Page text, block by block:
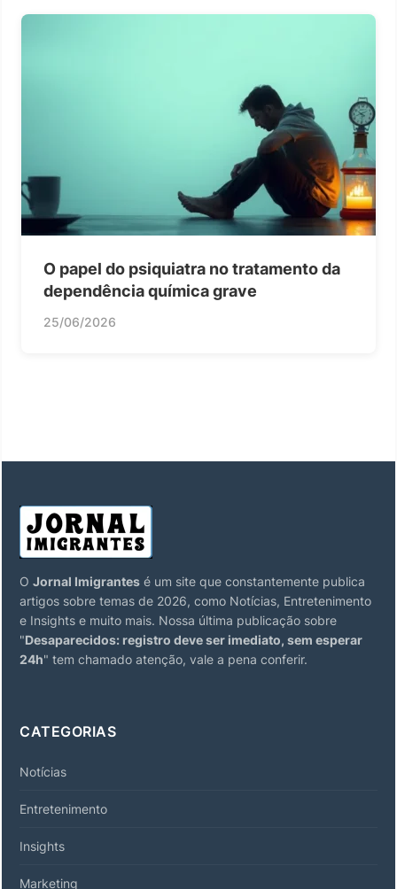
O papel do psiquiatra no tratamento da
dependência química grave
25/06/2026
O Jornal Imigrantes é um site que constantemente publica
artigos sobre temas de 2026, como Notícias, Entretenimento
e Insights e muito mais. Nossa última publicação sobre
"Desaparecidos: registro deve ser imediato, sem esperar
24h" tem chamado atenção, vale a pena conferir.
CATEGORIAS
Notícias
Entretenimento
Insights
Marketing